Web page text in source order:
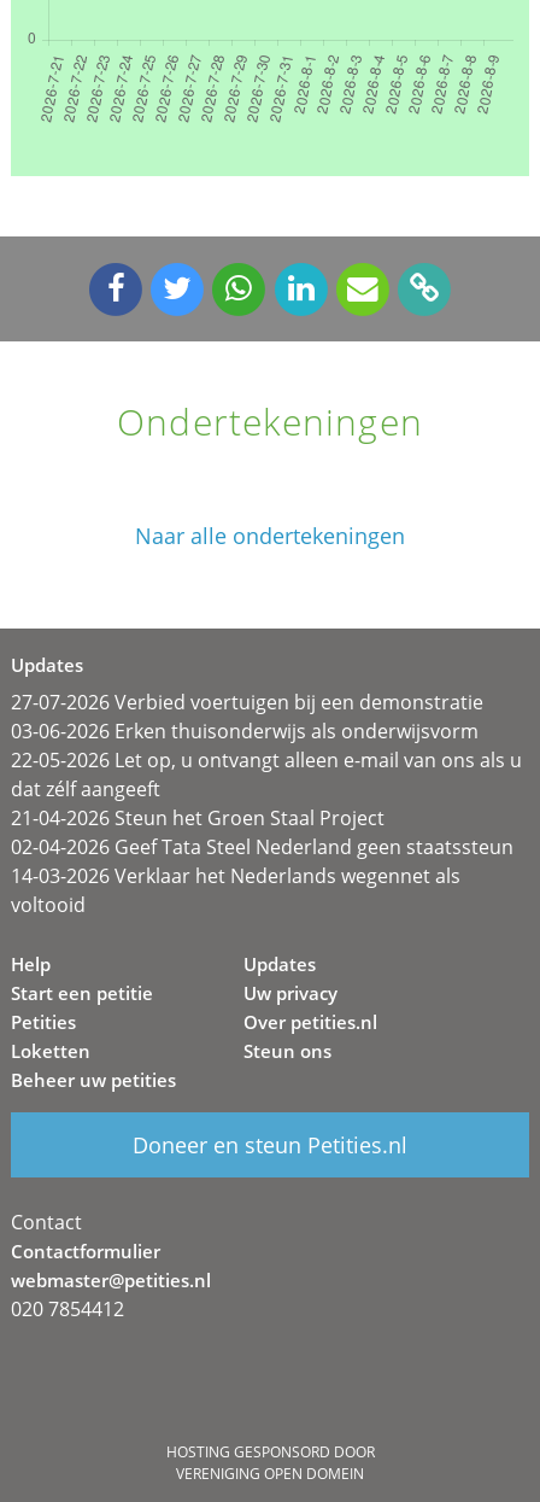
Ondertekeningen
Naar alle ondertekeningen
Updates
27-07-2026 Verbied voertuigen bij een demonstratie
03-06-2026 Erken thuisonderwijs als onderwijsvorm
22-05-2026 Let op, u ontvangt alleen e-mail van ons als u
dat zélf aangeeft
21-04-2026 Steun het Groen Staal Project
02-04-2026 Geef Tata Steel Nederland geen staatssteun
14-03-2026 Verklaar het Nederlands wegennet als
voltooid
Help
Start een petitie
Petities
Loketten
Beheer uw petities
Updates
Uw privacy
Over petities.nl
Steun ons
Doneer en steun Petities.nl
Contact
Contactformulier
webmaster@petities.nl
020 7854412
HOSTING GESPONSORD DOOR
VERENIGING OPEN DOMEIN